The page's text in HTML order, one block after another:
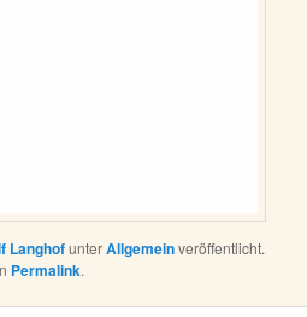
LanghofunterAllgemeinveröffentlicht.
Permalink.